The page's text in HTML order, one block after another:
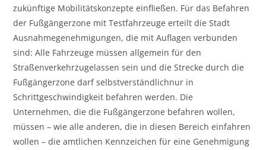
zukünftige Mobilitätskonzepte einfließen. Für das Befahren
der Fußgängerzone mit Testfahrzeuge erteilt die Stadt
Ausnahmegenehmigungen, die mit Auflagen verbunden
sind: Alle Fahrzeuge müssen allgemein für den
Straßenverkehrzugelassen sein und die Strecke durch die
Fußgängerzone darf selbstverständlichnur in
Schrittgeschwindigkeit befahren werden. Die
Unternehmen, die die Fußgängerzone befahren wollen,
müssen – wie alle anderen, die in diesen Bereich einfahren
wollen – die amtlichen Kennzeichen für eine Genehmigung